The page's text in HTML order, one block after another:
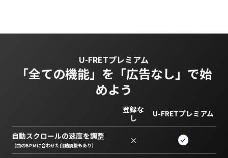
U-FRETプレミアム
「全ての機能」を 「広告なし」で始
めよう
登録な
し
U-FRETプレミアム
自動スクロールの速度を調整
（曲のBPMに合わせた自動調整もあり） ×